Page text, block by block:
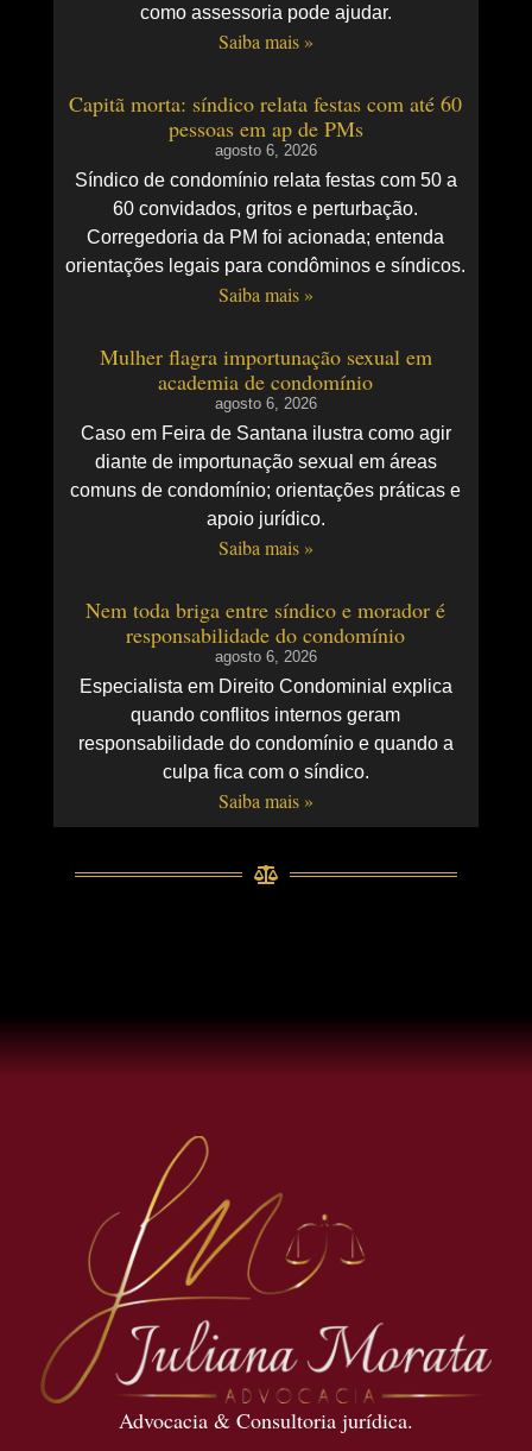
como assessoria pode ajudar.
Saiba mais »
Capitã morta: síndico relata festas com até 60
pessoas em ap de PMs
agosto 6, 2026
Síndico de condomínio relata festas com 50 a
60 convidados, gritos e perturbação.
Corregedoria da PM foi acionada; entenda
orientações legais para condôminos e síndicos.
Saiba mais »
Mulher flagra importunação sexual em
academia de condomínio
agosto 6, 2026
Caso em Feira de Santana ilustra como agir
diante de importunação sexual em áreas
comuns de condomínio; orientações práticas e
apoio jurídico.
Saiba mais »
Nem toda briga entre síndico e morador é
responsabilidade do condomínio
agosto 6, 2026
Especialista em Direito Condominial explica
quando conflitos internos geram
responsabilidade do condomínio e quando a
culpa fica com o síndico.
Saiba mais »
Advocacia & Consultoria jurídica.